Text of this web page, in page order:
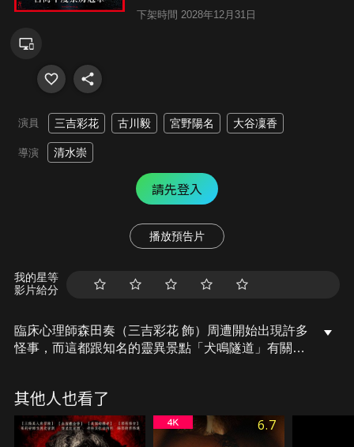
下架時間 2028年12月31日
演員 三吉彩花 古川毅 宮野陽名 大谷凜香
導演 清水崇
請先登入
播放預告片
我的星等
影片給分
臨床心理師森田奏（三吉彩花 飾）周遭開始出現許多
怪事，而這都跟知名的靈異景點「犬鳴隧道」有關。
擊到什麼？為了找出事件的真相，奏決定前往「犬鳴
隧道」一探究竟……
其他人也看了
6.7